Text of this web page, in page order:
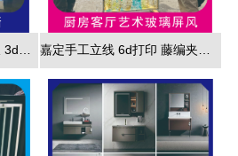
嘉定激光内雕 羽毛 电路板 3d效果展现 嘉定手工立线 6d打印 藤编夹胶 新款 厂家直销